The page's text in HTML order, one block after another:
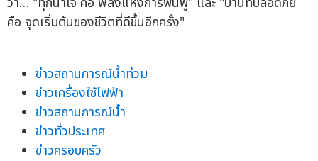
คือ จุดเริ่มต้นของชีวิตที่ดีขึ้นอีกครั้ง"
ข่าวสถานการณ์น้ำท่วม
ข่าวเครื่องใช้ไฟฟ้า
ข่าวสถานการณ์น้ำ
ข่าวทั่วประเทศ
ข่าวครอบครัว